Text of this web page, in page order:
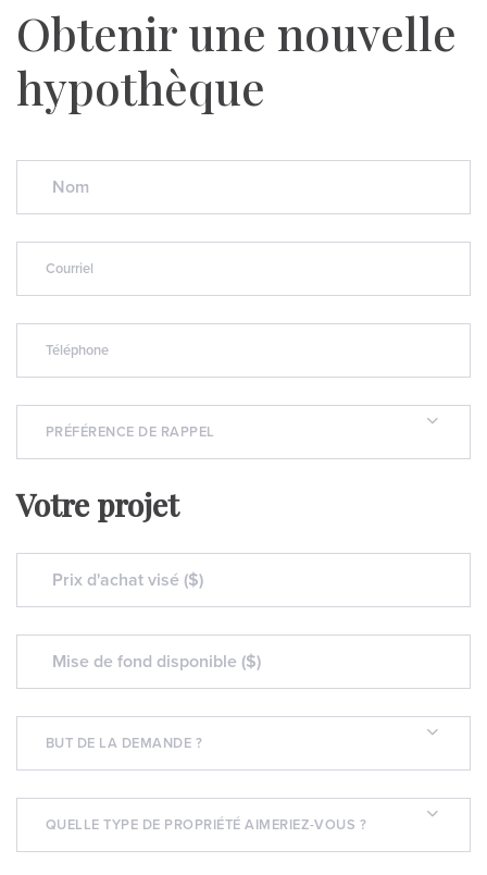
Obtenir une nouvelle
hypothèque
PRÉFÉRENCE DE RAPPEL
Votre projet
BUT DE LA DEMANDE ?
QUELLE TYPE DE PROPRIÉTÉ AIMERIEZ-VOUS ?